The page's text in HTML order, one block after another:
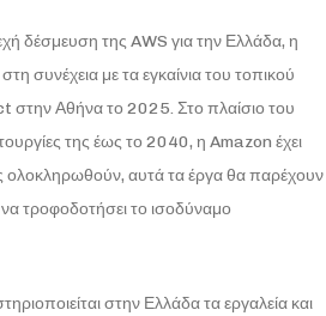
δέσμευση της AWS για την Ελλάδα, η
συνέχεια με τα εγκαίνια του τοπικού
στην Αθήνα το 2025. Στο πλαίσιο του
της έως το 2040, η Amazon έχει
ολοκληρωθούν, αυτά τα έργα θα παρέχουν
τροφοδοτήσει το ισοδύναμο
στην Ελλάδα τα εργαλεία και